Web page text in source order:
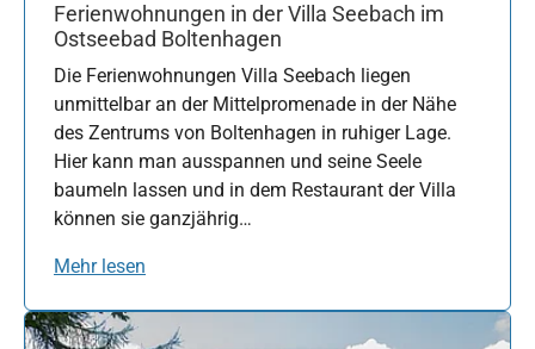
Ferienwohnungen in der Villa Seebach im
Ostseebad Boltenhagen
Die Ferienwohnungen Villa Seebach liegen
unmittelbar an der Mittelpromenade in der Nähe
des Zentrums von Boltenhagen in ruhiger Lage.
Hier kann man ausspannen und seine Seele
baumeln lassen und in dem Restaurant der Villa
können sie ganzjährig…
Mehr lesen